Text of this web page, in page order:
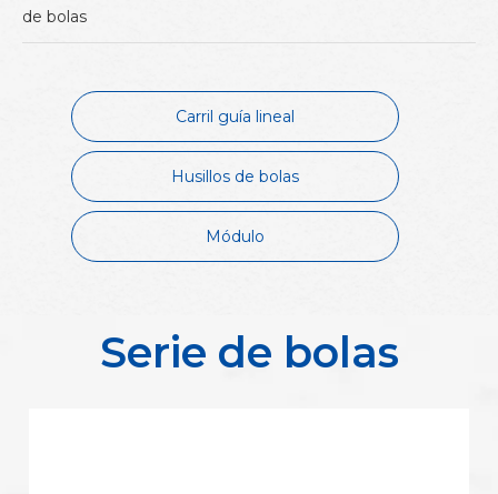
de bolas
Carril guía lineal
Husillos de bolas
Módulo
Serie de bolas